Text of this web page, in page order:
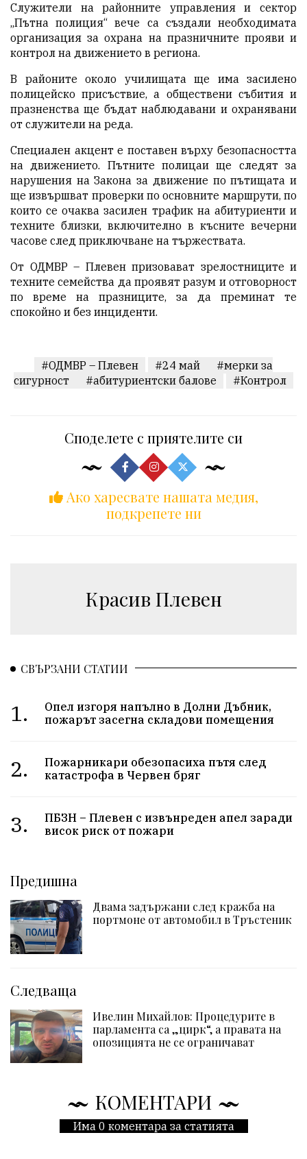
Служители на районните управления и сектор
„Пътна полиция“ вече са създали необходимата
организация за охрана на празничните прояви и
контрол на движението в региона.
В районите около училищата ще има засилено
полицейско присъствие, а обществени събития и
празненства ще бъдат наблюдавани и охранявани
от служители на реда.
Специален акцент е поставен върху безопасността
на движението. Пътните полицаи ще следят за
нарушения на Закона за движение по пътищата и
ще извършват проверки по основните маршрути, по
които се очаква засилен трафик на абитуриенти и
техните близки, включително в късните вечерни
часове след приключване на тържествата.
От ОДМВР – Плевен призовават зрелостниците и
техните семейства да проявят разум и отговорност
по време на празниците, за да преминат те
спокойно и без инциденти.
#ОДМВР – Плевен #24 май
#мерки за
сигурност
#абитуриентски балове #Контрол
Споделете с приятелите си
Ако харесвате нашата медия,
подкрепете ни
Красив Плевен
СВЪРЗАНИ СТАТИИ
1.
Опел изгоря напълно в Долни Дъбник,
пожарът засегна складови помещения
2.
Пожарникари обезопасиха пътя след
катастрофа в Червен бряг
3.
ПБЗН – Плевен с извънреден апел заради
висок риск от пожари
Предишна
Двама задържани след кражба на
портмоне от автомобил в Тръстеник
Следваща
Ивелин Михайлов: Процедурите в
парламента са „цирк“, а правата на
опозицията не се ограничават
КОМЕНТАРИ
Има 0 коментара за статията